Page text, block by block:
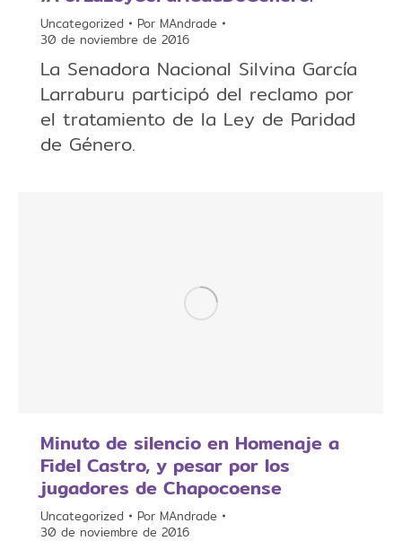
Uncategorized Por MAndrade
30 de noviembre de 2016
La Senadora Nacional Silvina García
Larraburu participó del reclamo por
el tratamiento de la Ley de Paridad
de Género.
Minuto de silencio en Homenaje a
Fidel Castro, y pesar por los
jugadores de Chapocoense
Uncategorized Por MAndrade
30 de noviembre de 2016